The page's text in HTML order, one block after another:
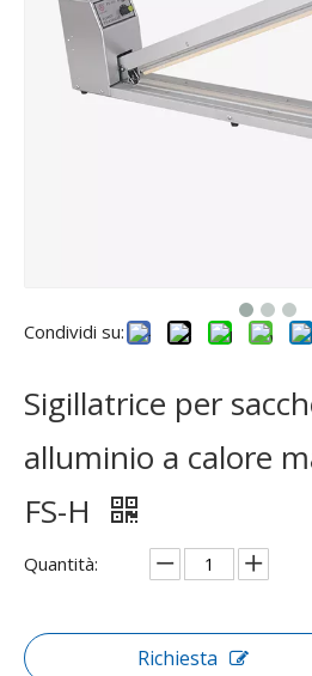
Condividi su:
Sigillatrice per
alluminio a calore
FS-H
Quantità:
Richiesta